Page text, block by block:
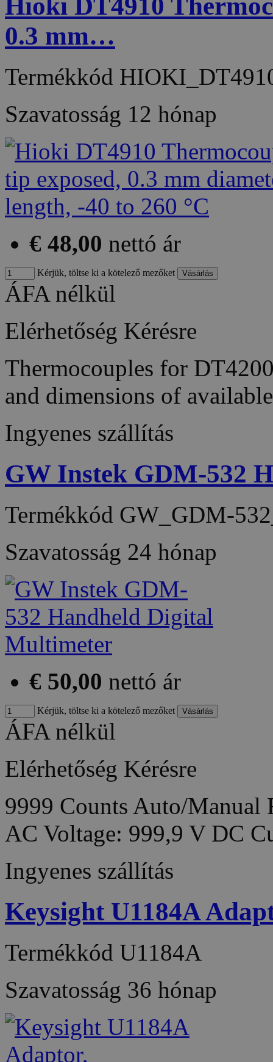
Hioki DT4910
0.3 mm…
Termékkód
Szavatosság 12 hónap
€ 48,00 nettó ár
Kérjük, töltse ki a kötelező mezőket
ÁFA nélkül
Elérhetőség Kérésre
Thermocouples for
and dimensions of
Ingyenes szállítás
GW Instek GDM-532
Termékkód GW_GDM-
Szavatosság 24 hónap
€ 50,00 nettó ár
Kérjük, töltse ki a kötelező mezőket
ÁFA nélkül
Elérhetőség Kérésre
9999 Counts Auto/Manual
AC Voltage: 999,9 V DC
Ingyenes szállítás
Keysight U1184A
Termékkód U1184A
Szavatosság 36 hónap